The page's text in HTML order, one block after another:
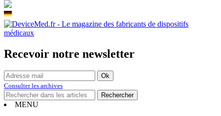
Recevoir notre newsletter
Consulter les archives
MENU